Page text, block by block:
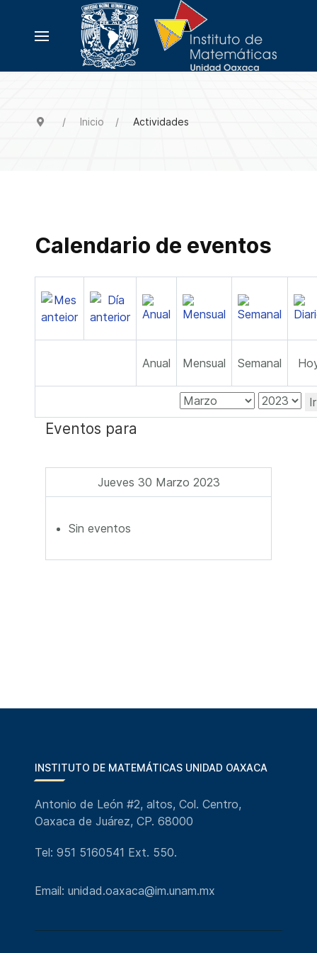
Inicio Actividades
Calendario de eventos
Anual Mensual Semanal
Eventos para
Jueves 30 Marzo 2023
Sin eventos
INSTITUTO DE MATEMÁTICAS UNIDAD OAXACA
Antonio de León #2, altos, Col. Centro,
Oaxaca de Juárez, CP. 68000
Tel: 951 5160541 Ext. 550.
Email: unidad.oaxaca@im.unam.mx